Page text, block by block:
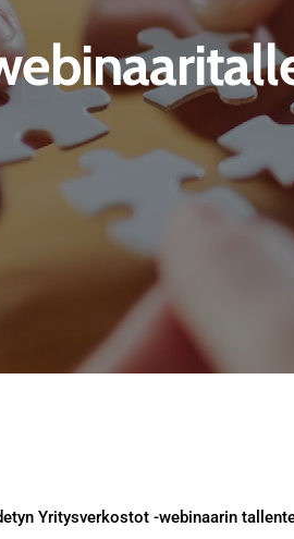
Yritysverkostot -webinaarin